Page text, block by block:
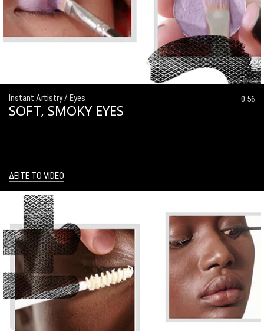
0:56
Instant Artistry / Eyes
SOFT, SMOKY EYES
ΔΕΙΤΕ ΤΟ VIDEO